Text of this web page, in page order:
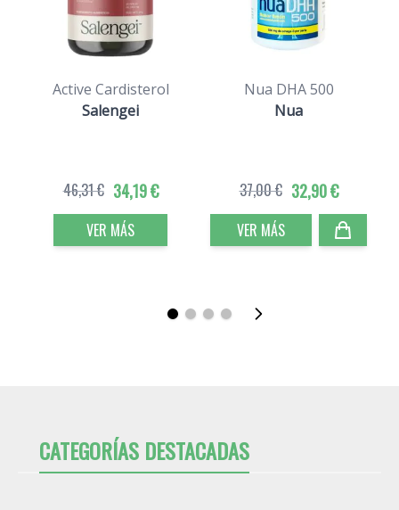
Active Cardisterol
Salengei
34,19 €
46,31 €
VER MÁS
Nua DHA 500
Nua
32,90 €
37,00 €
VER MÁS
CATEGORÍAS DESTACADAS